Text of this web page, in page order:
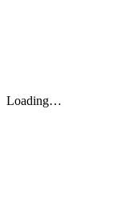
Loading…